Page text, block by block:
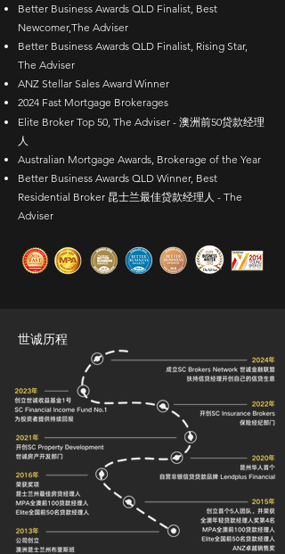
Better Business Awards QLD Finalist, Best
Newcomer,The Adviser
Better Business Awards QLD Finalist, Rising Star,
The Adviser
ANZ Stellar Sales Award Winner
​2024 Fast Mortgage Brokerages
Elite Broker Top 50, The Adviser - 澳洲前50贷款经理
人
Australian Mortgage Awards, Brokerage of the Year
Better Business Awards QLD Winner, Best
Residential Broker 昆士兰最佳贷款经理人 - The
Adviser
​世诚历程